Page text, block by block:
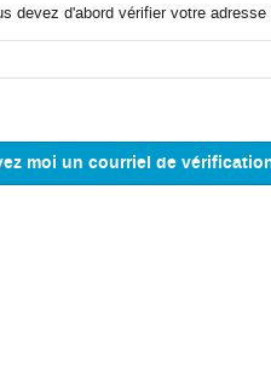
devez d'abord vérifier votre